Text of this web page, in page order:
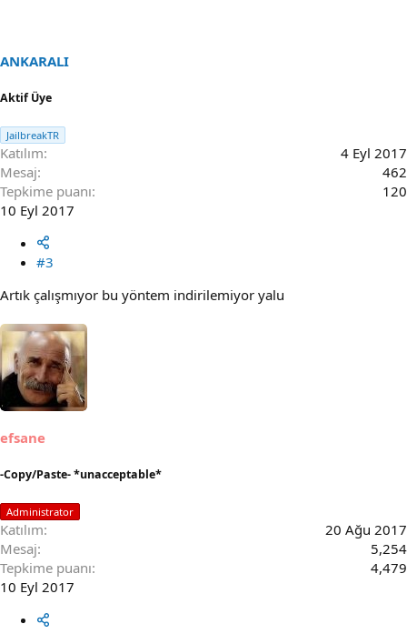
s
:
ANKARALI
Aktif Üye
JailbreakTR
Katılım
4 Eyl 2017
Mesaj
462
Tepkime puanı
120
10 Eyl 2017
#3
Artık çalışmıyor bu yöntem indirilemiyor yalu
efsane
-Copy/Paste- *unacceptable*
Administrator
Katılım
20 Ağu 2017
Mesaj
5,254
Tepkime puanı
4,479
10 Eyl 2017